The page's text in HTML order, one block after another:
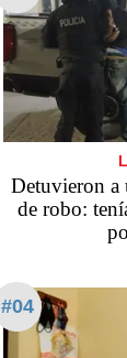
Detuvieron a
de robo:
#04